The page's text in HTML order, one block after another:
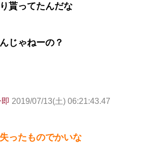
貰ってたんだな
じゃねーの？
2019/07/13(土) 06:21:43.47
ったものでかいな